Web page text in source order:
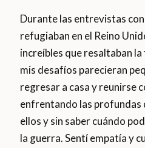
Durante las entrevistas
refugiaban en el Reino
increíbles que resaltaban
mis desafíos parecieran
regresar a casa y reunirse
enfrentando las profundas
ellos y sin saber cuándo
la guerra. Sentí empatía y